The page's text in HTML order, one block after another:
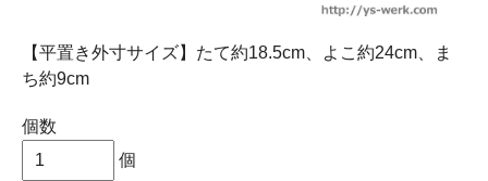
【平置き外寸サイズ】たて約18.5cm、よこ約24cm、ま
ち約9cm
個数
個